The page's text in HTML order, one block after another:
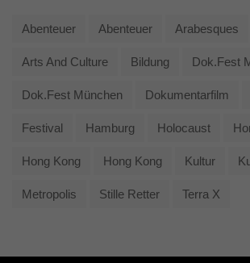
Abenteuer Abenteuer Arabesques
Arts And Culture Bildung Dok.fest
Dok.fest München Dokumentarfilm
Festival Hamburg Holocaust
Hong Kong Hong Kong Kultur
Metropolis Stille Retter Terra X